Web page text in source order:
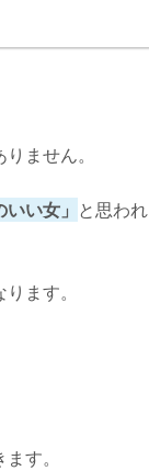
ません。
い女」 と思われ
ます。
す。